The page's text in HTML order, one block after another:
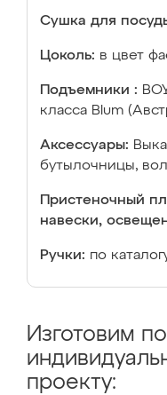
Сушка для
Цоколь: в цвет
Подъемники :
класса Blum
Аксессуары:
бутылочницы,
Пристеночный
навески,
Ручки: по
Изготовим по
проекту: